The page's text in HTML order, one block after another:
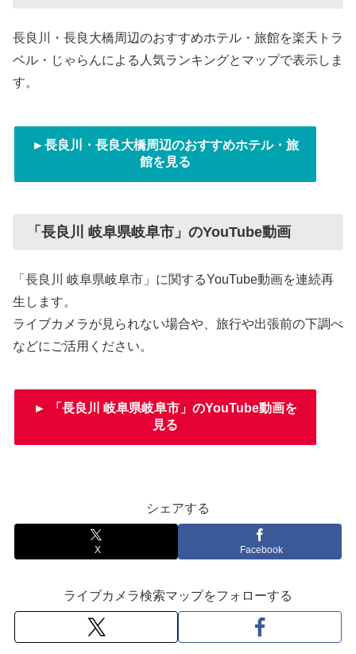
長良川・長良大橋周辺のおすすめホテル・旅館を楽天トラ
ベル・じゃらんによる人気ランキングとマップで表示しま
す。
►長良川・長良大橋周辺のおすすめホテル・旅
館を見る
「長良川 岐阜県岐阜市」のYouTube動画
「長良川 岐阜県岐阜市」に関するYouTube動画を連続再
生します。
ライブカメラが見られない場合や、旅行や出張前の下調べ
などにご活用ください。
► 「長良川 岐阜県岐阜市」のYouTube動画を
見る
シェアする
X Facebook
ライブカメラ検索マップをフォローする